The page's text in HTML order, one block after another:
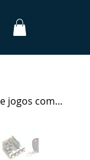
Interface de volume para Jukebox e jogos com conexão RCA